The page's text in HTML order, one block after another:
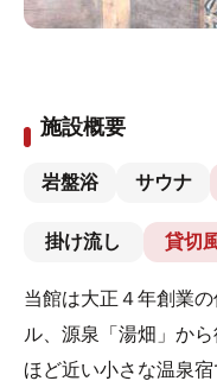
施設概要
岩盤浴 サウナ
掛け流し 貸切
当館は大正４年創業
ル、源泉「湯畑」か
ほど近い小さな温泉